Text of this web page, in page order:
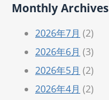
Monthly Archives
2026年7月 (2)
2026年6月 (3)
2026年5月 (2)
2026年4月 (2)